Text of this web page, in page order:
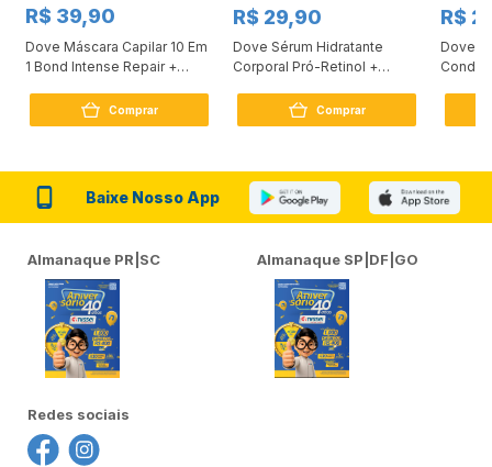
R$ 39,90
Dove Máscara Capilar 10 Em
1 Bond Intense Repair +
Comprar
R$ 29,90
Dove Sérum Hidratante
Corporal Pró-Retinol +
Comprar
R$
Dove
Baixe Nosso App
Almanaque PR|SC Almanaque SP|DF|GO
Redes sociais